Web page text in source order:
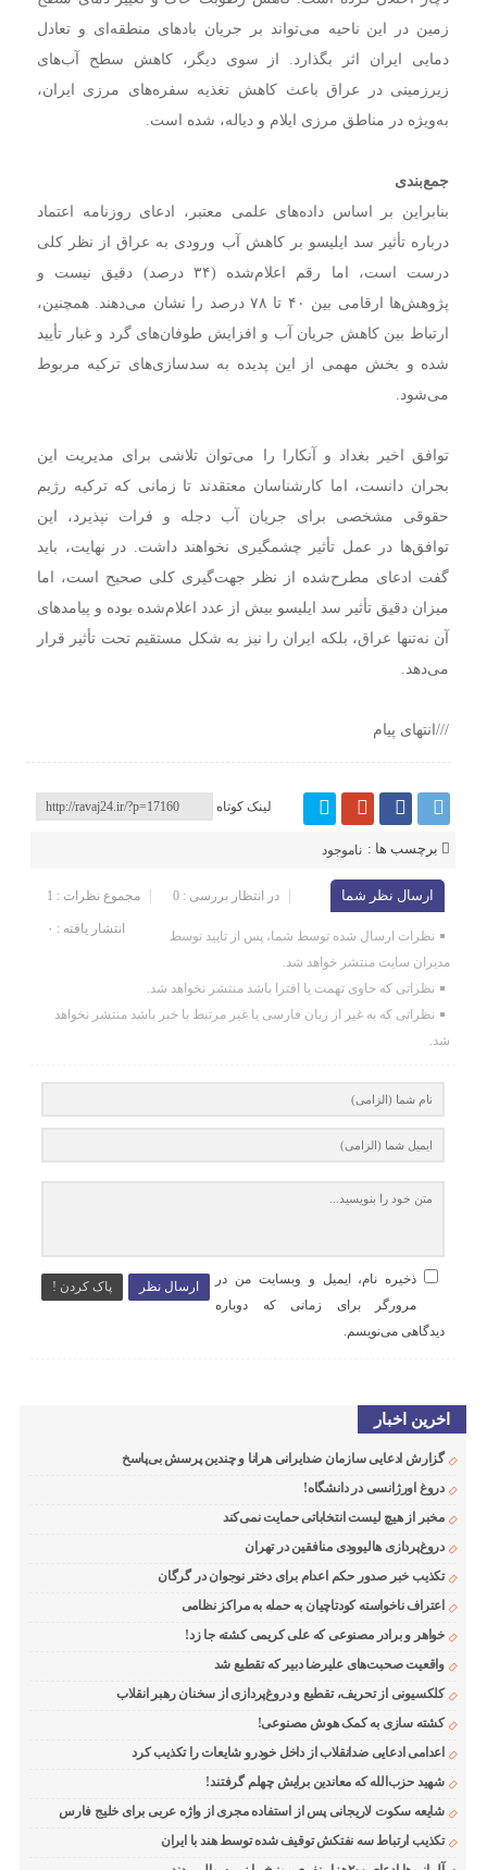
زمین در این ناحیه می‌تواند بر جریان بادهای منطقه‌ای و تعادل
دمایی ایران اثر بگذارد. از سوی دیگر، کاهش سطح آب‌های
زیرزمینی در عراق باعث کاهش تغذیه سفره‌های مرزی ایران،
به‌ویژه در مناطق مرزی ایلام و دیاله، شده است.
جمع‌بندی
بنابراین بر اساس داده‌های علمی معتبر، ادعای روزنامه اعتماد
درباره تأثیر سد ایلیسو بر کاهش آب ورودی به عراق از نظر کلی
درست است، اما رقم اعلام‌شده (۳۴ درصد) دقیق نیست و
پژوهش‌ها ارقامی بین ۴۰ تا ۷۸ درصد را نشان می‌دهند. همچنین،
ارتباط بین کاهش جریان آب و افزایش طوفان‌های گرد و غبار تأیید
شده و بخش مهمی از این پدیده به سدسازی‌های ترکیه مربوط
می‌شود.
توافق اخیر بغداد و آنکارا را می‌توان تلاشی برای مدیریت این
بحران دانست، اما کارشناسان معتقدند تا زمانی که ترکیه رژیم
حقوقی مشخصی برای جریان آب دجله و فرات نپذیرد، این
توافق‌ها در عمل تأثیر چشمگیری نخواهند داشت. در نهایت، باید
گفت ادعای مطرح‌شده از نظر جهت‌گیری کلی صحیح است، اما
میزان دقیق تأثیر سد ایلیسو بیش از عدد اعلام‌شده بوده و پیامدهای
آن نه‌تنها عراق، بلکه ایران را نیز به شکل مستقیم تحت تأثیر قرار
می‌دهد.
///انتهای پیام
لینک کوتاه
برچسب ها : ناموجود
ارسال نظر شما مجموع نظرات : 1 در انتظار بررسی : 0
انتشار یافته : ۰
نظرات ارسال شده توسط شما، پس از تایید توسط
مدیران سایت منتشر خواهد شد.
نظراتی که حاوی تهمت یا افترا باشد منتشر نخواهد شد.
نظراتی که به غیر از زبان فارسی یا غیر مرتبط با خبر باشد منتشر نخواهد
شد.
ارسال نظر پاک کردن !
ذخیره نام، ایمیل و وبسایت من در
مرورگر برای زمانی که دوباره
دیدگاهی می‌نویسم.
اخرین اخبار
گزارش ادعایی سازمان ضدایرانی هرانا و چندین پرسش بی‌پاسخ
دروغ اورژانسی در دانشگاه!
مخبر از هیچ لیست انتخاباتی حمایت نمی‌کند
دروغ‌پردازی هالیوودی منافقین در تهران
تکذیب خبر صدور حکم اعدام برای دختر نوجوان در گرگان
اعتراف ناخواسته کودتاچیان به حمله به مراکز نظامی
خواهر و برادر مصنوعی که علی کریمی کشته جا زد!
واقعیت صحبت‌های علیرضا دبیر که تقطیع شد
کلکسیونی از تحریف، تقطیع و دروغ‌پردازی از سخنان رهبر انقلاب
کشته سازی به کمک هوش مصنوعی!
اعدامی ادعایی ضدانقلاب از داخل خودرو شایعات را تکذیب کرد
شهید حزب‌الله که معاندین برایش چهلم گرفتند!
شایعه سکوت لاریجانی پس از استفاده مجری از واژه عربی برای خلیج فارس
تکذیب ارتباط سه نفتکش توقیف شده توسط هند با ایران